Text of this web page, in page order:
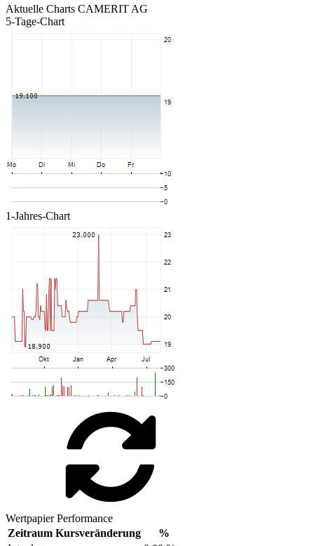
Aktuelle Charts CAMERIT AG
5-Tage-Chart
1-Jahres-Chart
Wertpapier Performance
Zeitraum Kursveränderung
%